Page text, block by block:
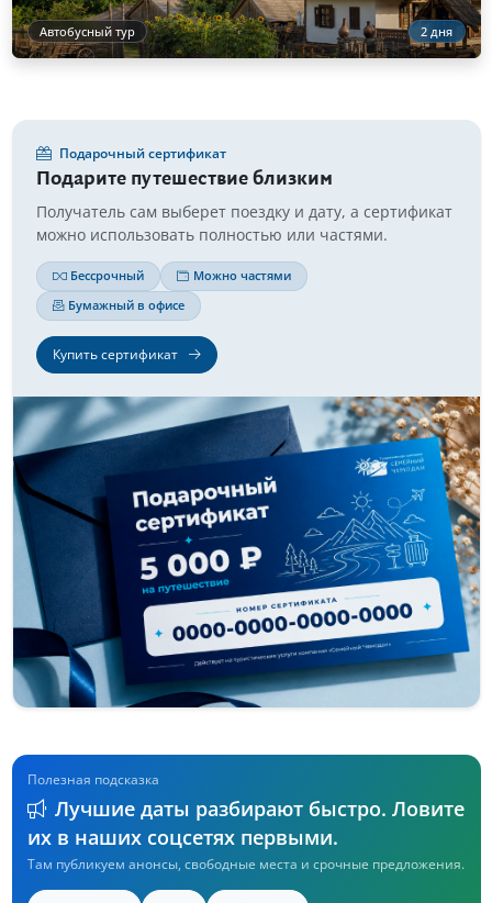
Автобусный тур 2 дня
Подарочный сертификат
Подарите путешествие близким
Получатель сам выберет поездку и дату, а сертификат
можно использовать полностью или частями.
Бессрочный
Можно частями
Бумажный в офисе
Купить сертификат
Полезная подсказка
Лучшие даты разбирают быстро. Ловите
их в наших соцсетях первыми.
Там публикуем анонсы, свободные места и срочные предложения.